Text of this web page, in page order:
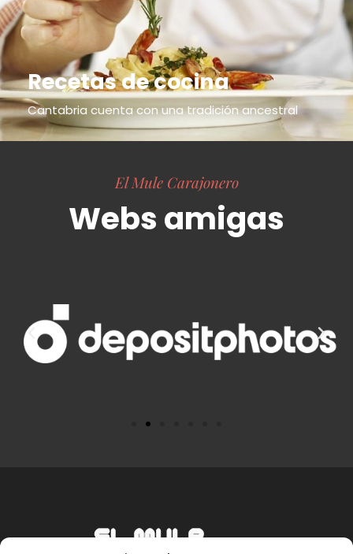
Recetas de cocina
Cantabria cuenta con una tradición ancestral
El Mule Carajonero
Webs amigas